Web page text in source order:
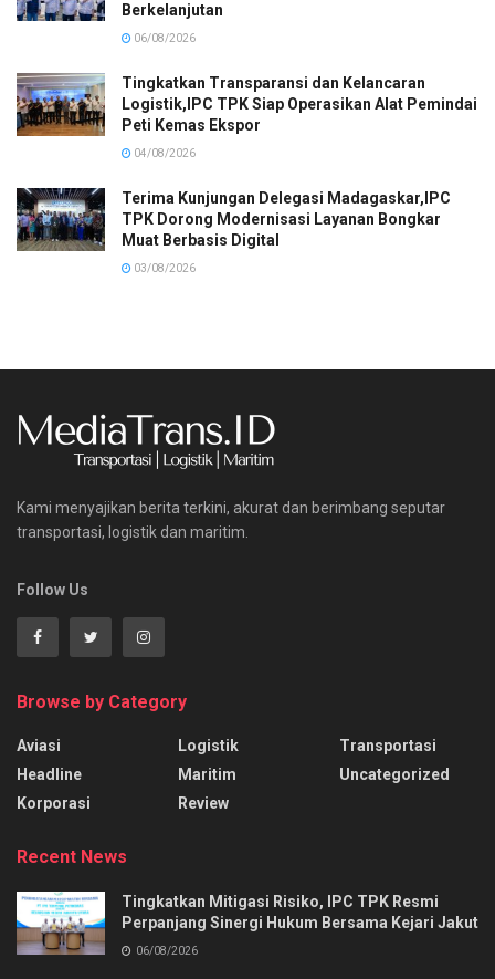
Berkelanjutan
06/08/2026
Tingkatkan Transparansi dan Kelancaran
Logistik,IPC TPK Siap Operasikan Alat Pemindai
Peti Kemas Ekspor
04/08/2026
Terima Kunjungan Delegasi Madagaskar,IPC
TPK Dorong Modernisasi Layanan Bongkar
Muat Berbasis Digital
03/08/2026
Kami menyajikan berita terkini, akurat dan berimbang seputar
transportasi, logistik dan maritim.
Follow Us
Browse by Category
Aviasi
Headline
Korporasi
Logistik
Maritim
Review
Transportasi
Uncategorized
Recent News
Tingkatkan Mitigasi Risiko, IPC TPK Resmi
Perpanjang Sinergi Hukum Bersama Kejari Jakut
06/08/2026